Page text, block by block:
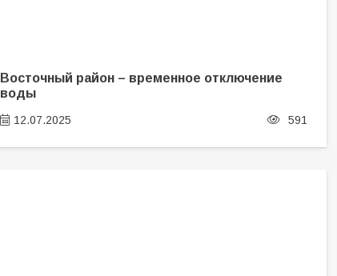
Восточный район – временное отключение
воды
12.07.2025 591